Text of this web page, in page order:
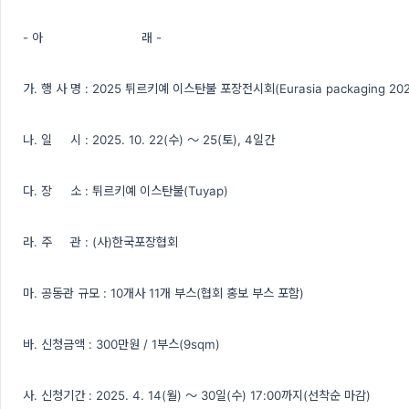
- 아 래 -
가. 행 사 명 : 2025 튀르키예 이스탄불 포장전시회(Eurasia packaging
나. 일 시 : 2025. 10. 22(수) ～ 25(토), 4일간
다. 장 소 : 튀르키예 이스탄불(Tuyap)
라. 주 관 : (사)한국포장협회
마. 공동관 규모 : 10개사 11개 부스(협회 홍보 부스 포함)
바. 신청금액 : 300만원 / 1부스(9sqm)
사. 신청기간 : 2025. 4. 14(월) ～ 30일(수) 17:00까지(선착순 마감)